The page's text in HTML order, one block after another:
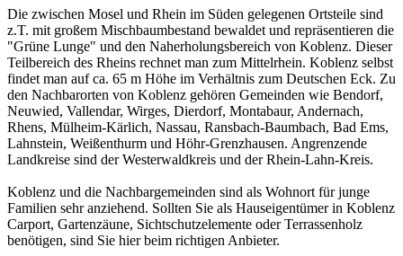
Die zwischen Mosel und Rhein im Süden gelegenen Ortsteile sind
z.T. mit großem Mischbaumbestand bewaldet und repräsentieren die
"Grüne Lunge" und den Naherholungsbereich von Koblenz. Dieser
Teilbereich des Rheins rechnet man zum Mittelrhein. Koblenz selbst
findet man auf ca. 65 m Höhe im Verhältnis zum Deutschen Eck. Zu
den Nachbarorten von Koblenz gehören Gemeinden wie Bendorf,
Neuwied, Vallendar, Wirges, Dierdorf, Montabaur, Andernach,
Rhens, Mülheim-Kärlich, Nassau, Ransbach-Baumbach, Bad Ems,
Lahnstein, Weißenthurm und Höhr-Grenzhausen. Angrenzende
Landkreise sind der Westerwaldkreis und der Rhein-Lahn-Kreis.
Koblenz und die Nachbargemeinden sind als Wohnort für junge
Familien sehr anziehend. Sollten Sie als Hauseigentümer in Koblenz
Carport, Gartenzäune, Sichtschutzelemente oder Terrassenholz
benötigen, sind Sie hier beim richtigen Anbieter.